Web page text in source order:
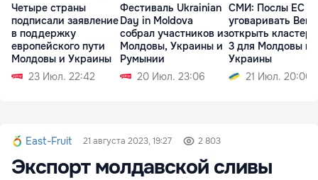
Четыре страны
подписали заявление
в поддержку
европейского пути
Молдовы и Украины
23 Июл. 22:42
Фестиваль Ukrainian
Day in Moldova
собрал участников из
Молдовы, Украины и
Румынии
20 Июл. 23:06
СМИ: Послы ЕС
уговаривать
открыть
3 для Молдовы и
Украины
21 Июл. 20:00
East-Fruit 21 августа 2023, 19:27 2 803
Экспорт молдавской сливы